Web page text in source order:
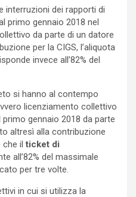
interruzioni dei rapporti di
primo gennaio 2018 nel
da parte di un datore
per la CIGS, l’aliquota
invece all’82% del
si hanno al contempo
licenziamento collettivo
gennaio 2018 da parte
altresì alla contribuzione
che ilticket di
all’82% del massimale
per tre volte.
in cui si utilizza la